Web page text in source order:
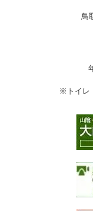
鳥
※トイレ